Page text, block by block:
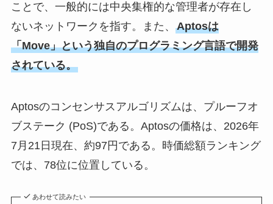
ことで、一般的には中央集権的な管理者が存在し
ないネットワークを指す。また、 Aptosは
「Move」という独自のプログラミング言語で開発
されている。
Aptosのコンセンサスアルゴリズムは、プルーフオ
ブステーク (PoS)である。Aptosの価格は、2026年
7月21日現在、約97円である。時価総額ランキング
では、78位に位置している。
あわせて読みたい